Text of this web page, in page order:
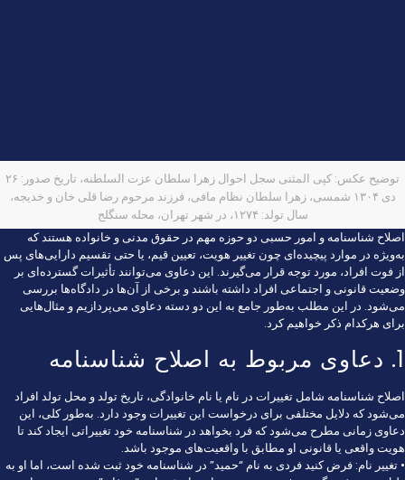
توضیح عکس: کپی المثنی سجل احوال زهرا سلطان عزت السلطنه، تاریخ صدور: ۲۶
دی ۱۳۰۴ شمسی، زهرا سلطان نظام مافی، فرزند مرحوم رضا قلی خان و خدیجه،
سال تولد: ۱۲۷۴، در شهر تهران، محله سنگلج
اصلاح شناسنامه و امور حسبی دو حوزه مهم در حقوق مدنی و خانواده هستند که
به‌ویژه در موارد پیچیده‌ای چون تغییر هویت، تعیین قیم، یا حتی تقسیم دارایی‌های پس
از فوت افراد، مورد توجه قرار می‌گیرند. این دعاوی می‌توانند تأثیرات گسترده‌ای بر
وضعیت قانونی و اجتماعی افراد داشته باشند و برخی از آن‌ها در دادگاه‌ها بررسی
می‌شود. در این مطلب به‌طور جامع به این دو دسته دعاوی می‌پردازیم و مثال‌هایی
برای هرکدام ذکر خواهیم کرد.
1. دعاوی مربوط به اصلاح شناسنامه
اصلاح شناسنامه شامل تغییرات در نام یا نام خانوادگی، تاریخ تولد و محل تولد افراد
می‌شود که دلایل مختلفی برای درخواست این تغییرات وجود دارد. به‌طور کلی، این
دعاوی زمانی مطرح می‌شود که فرد بخواهد در شناسنامه خود تغییراتی ایجاد کند تا
هویت واقعی یا قانونی او مطابق با واقعیت‌های موجود باشد.
• تغییر نام: فرض کنید فردی به نام “حمید” در شناسنامه خود ثبت شده است، اما او به